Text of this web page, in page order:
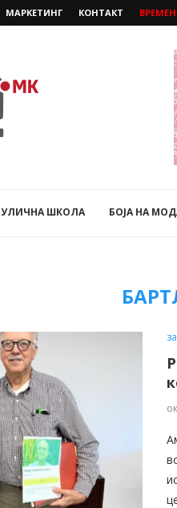
МАРКЕТИНГ КОНТАКТ
УЛИЧНА ШКОЛА БОЈА НА